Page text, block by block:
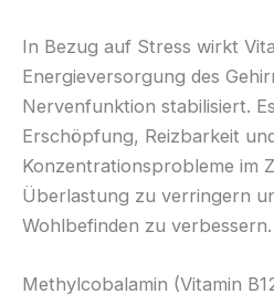
In Bezug auf Stress wirkt
Energieversorgung des
Nervenfunktion stabilisiert.
Erschöpfung, Reizbarkeit
Konzentrationsprobleme im
Überlastung zu verringern
Wohlbefinden zu verbessern.
Methylcobalamin (Vitamin